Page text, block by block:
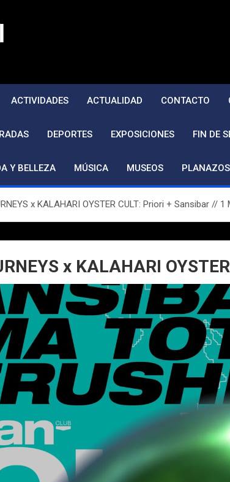
ACTIVIDADES ACTUALIDAD CONTACTO
DEPORTES EXPOSICIONES FIN DE
Y BELLEZA MÚSICA MUSEOS
x KALAHARI OYSTER CULT: Priori + Sansibar // 1
x KALAHARI